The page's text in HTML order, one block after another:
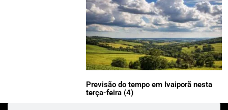
Previsão do tempo em Ivaiporã nesta
terça-feira (4)